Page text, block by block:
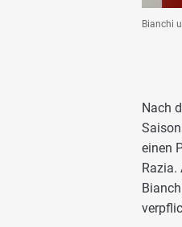
Bianchi
Nach
einen
Razia.